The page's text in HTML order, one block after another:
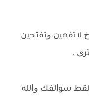
ﻻﺗﻔﻬﻴﻦ ﻭﺗﻔﺘﺤﻴﻦ
.
ﺳﻮﺍﻟﻔﻚ ﻭﺍﻟﻠﻪ